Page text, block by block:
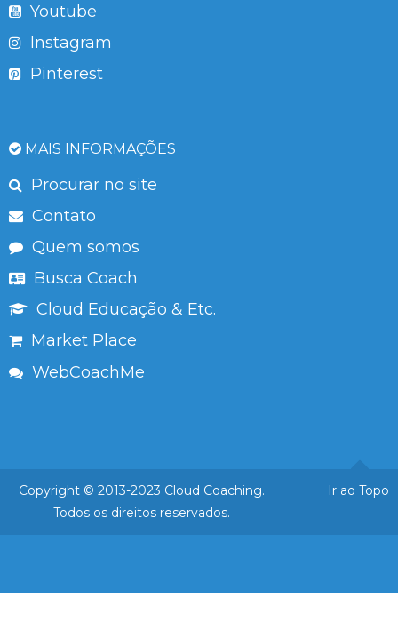
Youtube
Instagram
Pinterest
MAIS INFORMAÇÕES
Procurar no site
Contato
Quem somos
Busca Coach
Cloud Educação & Etc.
Market Place
WebCoachMe
Ir ao Topo
Copyright © 2013-2023 Cloud Coaching.
Todos os direitos reservados.